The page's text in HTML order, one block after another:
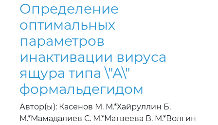
Определение
оптимальных
параметров
инактивации вируса
ящура типа \"А\"
формальдегидом
Автор(ы): Касенов М. М.*Хайруллин Б.
М.*Мамадалиев С. М.*Матвеева В. М.*Волгин